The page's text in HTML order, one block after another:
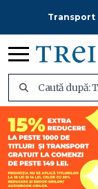
Transport